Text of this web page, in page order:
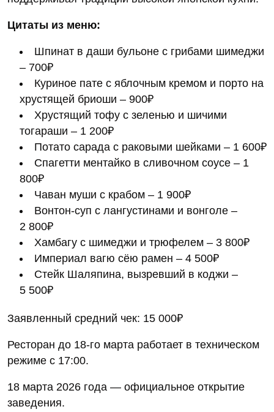
Цитаты из меню:
Шпинат в даши бульоне с грибами шимеджи
– 700₽
Куриное пате с яблочным кремом и порто на
хрустящей бриоши – 900₽
Хрустящий тофу с зеленью и шичими
тогараши – 1 200₽
Потато сарада с раковыми шейками – 1 600₽
Спагетти ментайко в сливочном соусе – 1
800₽
Чаван муши с крабом – 1 900₽
Вонтон-суп с лангустинами и вонголе –
2 800₽
Хамбагу с шимеджи и трюфелем – 3 800₽
Империал вагю сёю рамен – 4 500₽
Стейк Шаляпина, вызревший в коджи –
5 500₽
Заявленный средний чек: 15 000₽
Ресторан до 18-го марта работает в техническом
режиме с 17:00.
18 марта 2026 года — официальное открытие
заведения.